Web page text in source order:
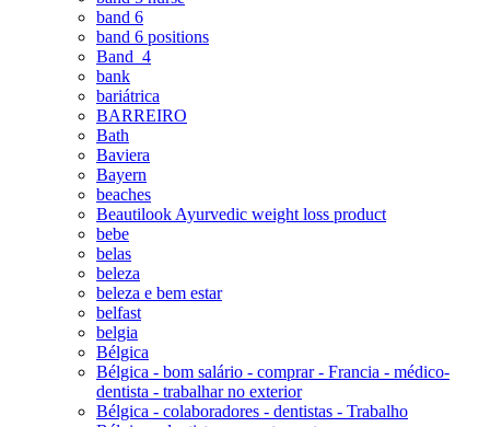
band 6
band 6 positions
Band_4
bank
bariátrica
BARREIRO
Bath
Baviera
Bayern
beaches
Beautilook Ayurvedic weight loss product
bebe
belas
beleza
beleza e bem estar
belfast
belgia
Bélgica
Bélgica - bom salário - comprar - Francia - médico-
dentista - trabalhar no exterior
Bélgica - colaboradores - dentistas - Trabalho